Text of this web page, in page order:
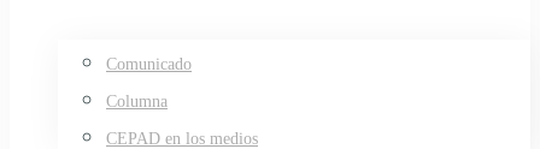
Comunicado
Columna
CEPAD en los medios